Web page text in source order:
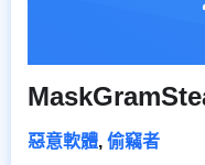
惡意軟體, 偷竊者